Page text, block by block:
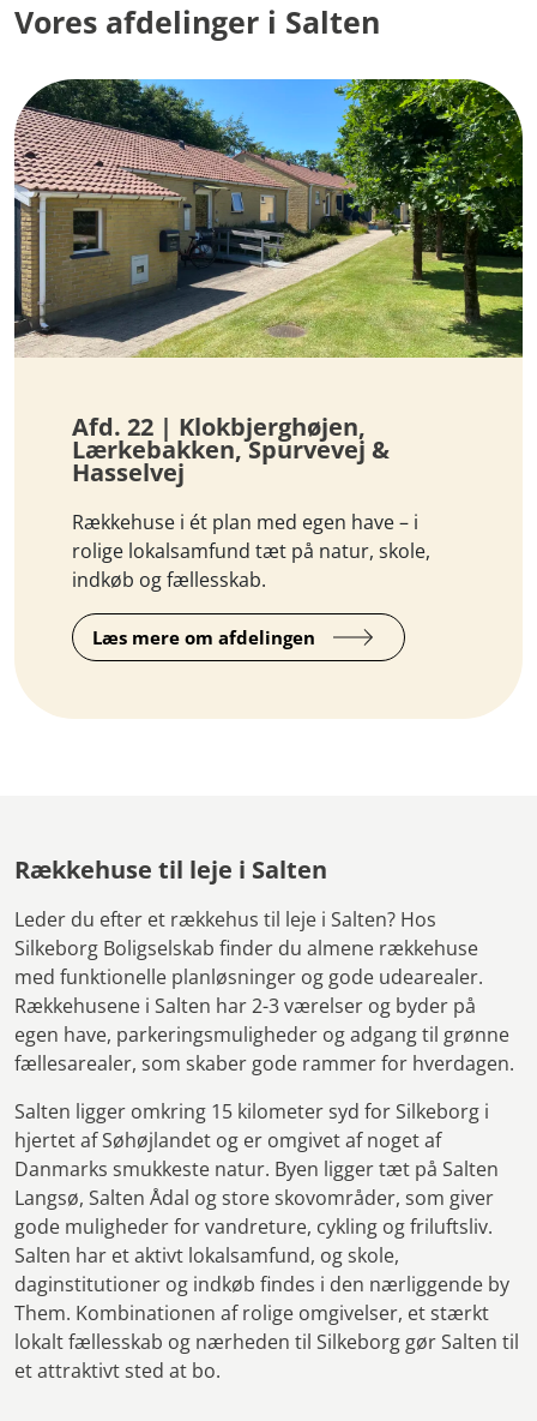
Vores afdelinger i Salten
Afd. 22 | Klokbjerghøjen,
Lærkebakken, Spurvevej &
Hasselvej
Rækkehuse i ét plan med egen have – i
rolige lokalsamfund tæt på natur, skole,
indkøb og fællesskab.
Læs mere om afdelingen
Rækkehuse til leje i Salten
Leder du efter et rækkehus til leje i Salten? Hos
Silkeborg Boligselskab finder du almene rækkehuse
med funktionelle planløsninger og gode udearealer.
Rækkehusene i Salten har 2-3 værelser og byder på
egen have, parkeringsmuligheder og adgang til grønne
fællesarealer, som skaber gode rammer for hverdagen.
Salten ligger omkring 15 kilometer syd for Silkeborg i
hjertet af Søhøjlandet og er omgivet af noget af
Danmarks smukkeste natur. Byen ligger tæt på Salten
Langsø, Salten Ådal og store skovområder, som giver
gode muligheder for vandreture, cykling og friluftsliv.
Salten har et aktivt lokalsamfund, og skole,
daginstitutioner og indkøb findes i den nærliggende by
Them. Kombinationen af rolige omgivelser, et stærkt
lokalt fællesskab og nærheden til Silkeborg gør Salten til
et attraktivt sted at bo.